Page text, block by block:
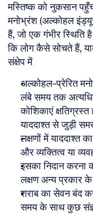
मस्तिष्क को नुकसान
मनोभ्रंश (अल्कोहल
हैं, जो एक गंभीर स्थिति
कि लोग कैसे सोचते हैं,
संक्षेप में
अल्कोहल-प्रेरित
लंबे समय तक
कोशिकाएं
याददाश्त से जुड़ी
लक्षणों में याददाश्त
और व्यक्तित्व या
इसका निदान करना
लक्षण अन्य प्रकार
शराब का सेवन बंद
समय के साथ कुछ